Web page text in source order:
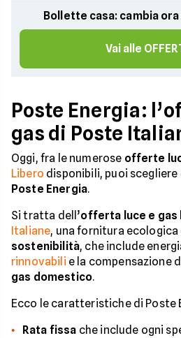
Bollette casa: cambia
Vai alle
Poste Energia:
gas di Poste
Oggi, fra le numerose offerte
Libero disponibili, puoi
Poste Energia.
Si tratta dell’offerta luce e gas
Italiane, una fornitura
sostenibilità, che include
rinnovabili e la compensazione
gas domestico.
Ecco le caratteristiche di Poste
Rata fissa che include ogni